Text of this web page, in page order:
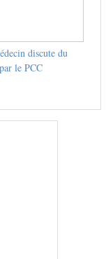
discute du
le PCC